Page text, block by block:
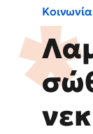
Κοινωνία